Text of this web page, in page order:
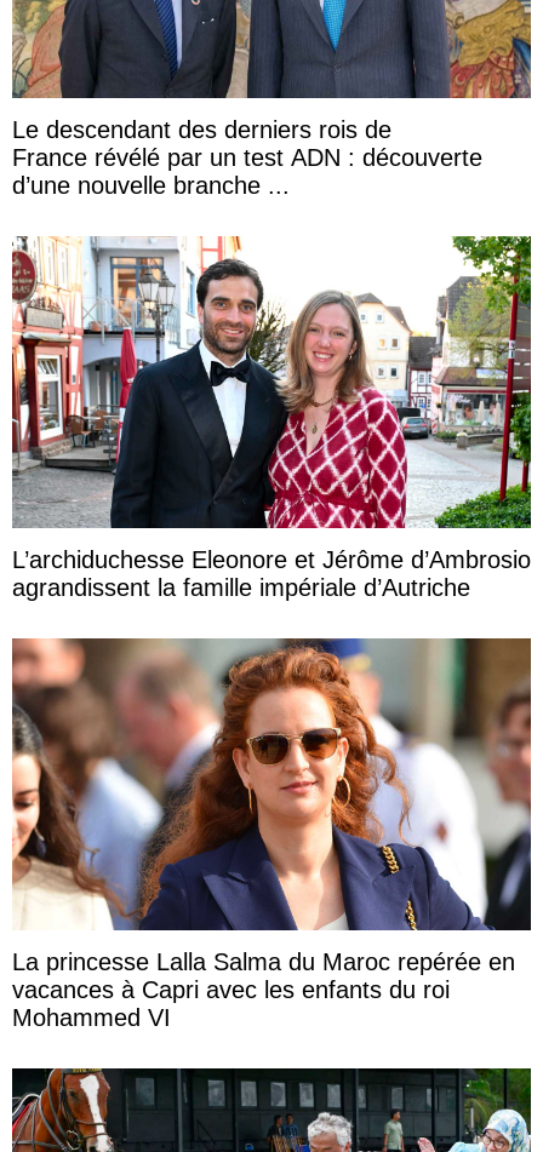
Le descendant des derniers rois de
France révélé par un test ADN : découverte
d’une nouvelle branche ...
L’archiduchesse Eleonore et Jérôme d’Ambrosio
agrandissent la famille impériale d’Autriche
La princesse Lalla Salma du Maroc repérée en
vacances à Capri avec les enfants du roi
Mohammed VI